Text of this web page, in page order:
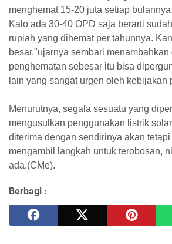
menghemat 15-20 juta setiap
Kalo ada 30-40 OPD saja berarti
rupiah yang dihemat per tahunnya.
besar."ujarnya sembari
penghematan sebesar itu bisa
lain yang sangat urgen oleh kebijakan
Menurutnya, segala sesuatu yang
mengusulkan penggunakan listrik
diterima dengan sendirinya akan
mengambil langkah untuk terobosan,
ada.(CMe).
Berbagi :